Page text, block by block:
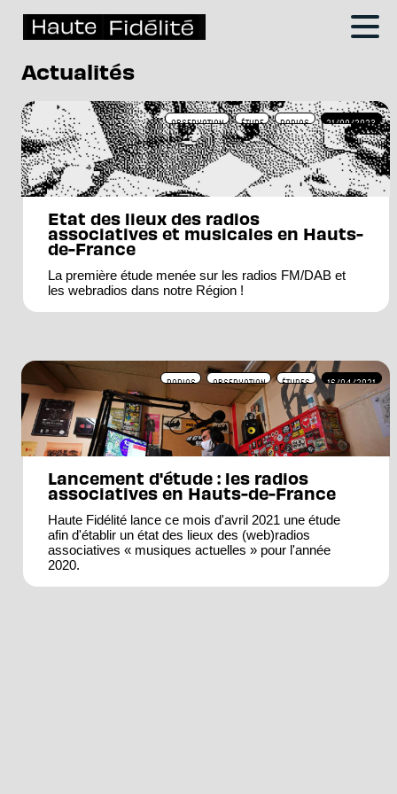
Actualités
OBSERVATION ÉTUDE RADIOS 21/09/2023
Etat des lieux des radios
associatives et musicales en Hauts-
de-France
La première étude menée sur les radios FM/DAB et
les webradios dans notre Région !
RADIOS OBSERVATION ÉTUDES 16/04/2021
Lancement d'étude : les radios
associatives en Hauts-de-France
Haute Fidélité lance ce mois d'avril 2021 une étude
afin d'établir un état des lieux des (web)radios
associatives « musiques actuelles » pour l'année
2020.